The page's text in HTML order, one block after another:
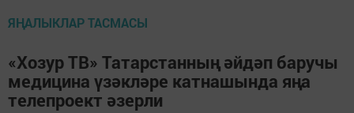
ЯҢАЛЫКЛАР ТАСМАСЫ
«Хозур ТВ» Татарстанның әйдәп баручы
медицина үзәкләре катнашында яңа
телепроект әзерли